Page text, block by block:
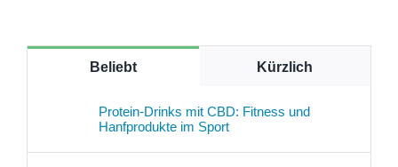
Beliebt Kürzlich
Protein-Drinks mit CBD: Fitness und
Hanfprodukte im Sport